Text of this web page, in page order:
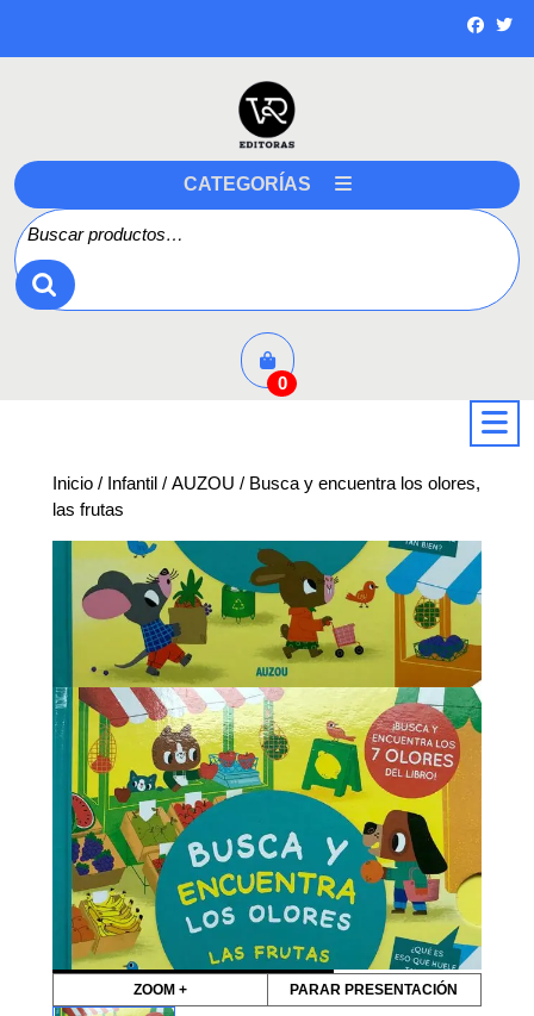
contenido
CATEGORÍAS
Buscar por:
0
Inicio / Infantil / AUZOU / Busca y encuentra los olores,
las frutas
ZOOM + PARAR PRESENTACIÓN